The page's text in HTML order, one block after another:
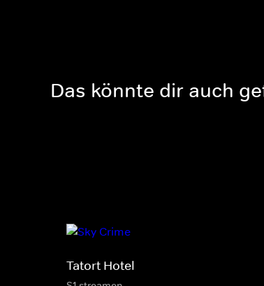
Das könnte dir auch
Tatort Hotel